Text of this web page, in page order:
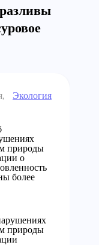
Экология
природы
о
более
природы